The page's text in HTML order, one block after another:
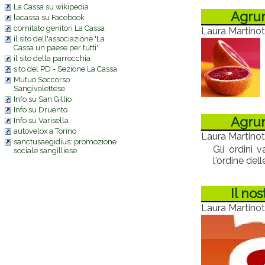
La Cassa su wikipedia
lacassa su Facebook
comitato genitori La Cassa
il sito dell'associazione 'La
Cassa un paese per tutti'
il sito della parrocchia
sito del PD - Sezione La Cassa
Mutuo Soccorso
Sangivolettese
Info su San Gillio
Info su Druento
Info su Varisella
autovelox a Torino
sanctusaegidius: promozione
sociale sangilliese
Laura
Laura
Gli ordini
l'ordine
Il
Laura